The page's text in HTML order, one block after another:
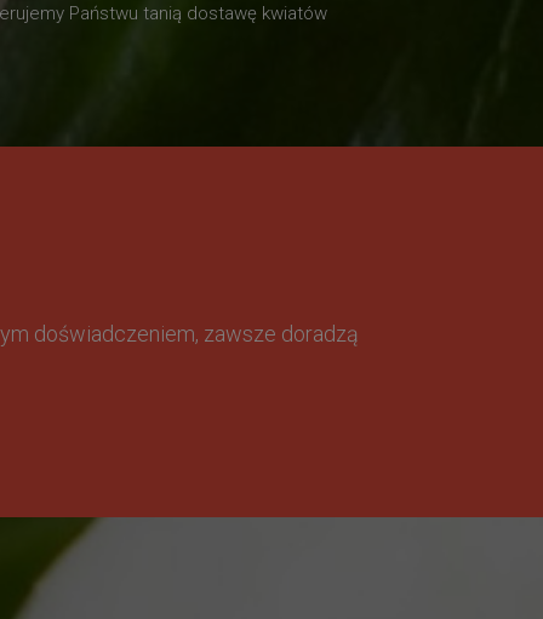
Państwu tanią dostawę kwiatów
doświadczeniem, zawsze doradzą